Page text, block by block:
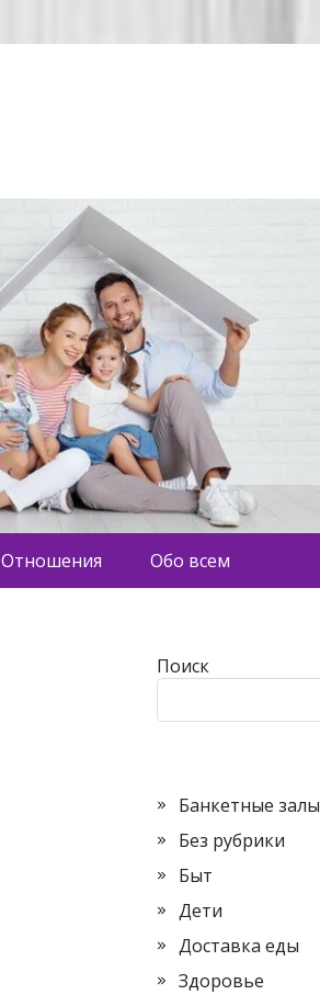
Отношения Обо всем
Поиск
Банкетные залы
Без рубрики
Быт
Дети
Доставка еды
Здоровье